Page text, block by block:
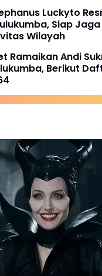
Luckyto
Siap Jaga
Wilayah
Ramaikan Andi
Berikut